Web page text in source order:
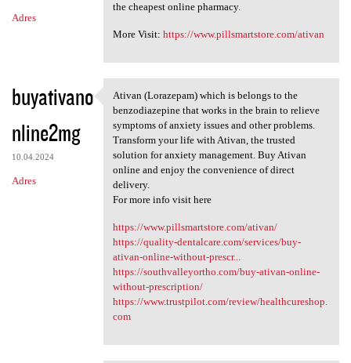
Adres
the cheapest online pharmacy.
More Visit: https://www.pillsmartstore.com/ativan
buyativano
nline2mg
10.04.2024
Adres
Ativan (Lorazepam) which is
Ativan (Lorazepam) which is belongs to the
benzodiazepine that works in the brain to relieve
symptoms of anxiety issues and other problems.
Transform your life with Ativan, the trusted
solution for anxiety management. Buy Ativan
online and enjoy the convenience of direct
delivery.
For more info visit here
https://www.pillsmartstore.com/ativan/
https://quality-dentalcare.com/services/buy-
ativan-online-without-prescr...
https://southvalleyortho.com/buy-ativan-online-
without-prescription/
https://www.trustpilot.com/review/healthcureshop.
com